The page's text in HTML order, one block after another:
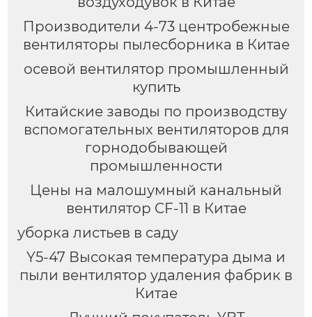
Производители 4-73 центробежные
вентиляторы пылесборника в Китае
осевой вентилятор промышленный
купить
Китайские заводы по производству
вспомогательных вентиляторов для
горнодобывающей
промышленности
Цены на малошумный канальный
вентилятор CF-11 в Китае
уборка листьев в саду
Y5-47 Высокая температура дыма и
пыли вентилятор удаления фабрик в
Китае